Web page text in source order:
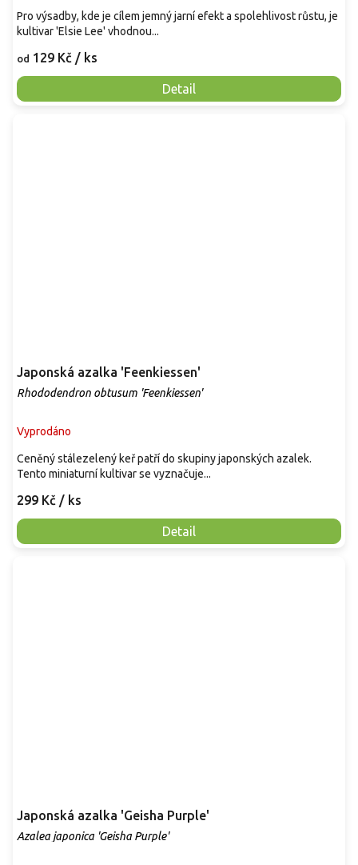
od 129 Kč / ks
Detail
Pro výsadby, kde je cílem jemný jarní efekt a spolehlivost růstu, je
kultivar 'Elsie Lee' vhodnou...
Japonská azalka 'Feenkiessen'
Rhododendron obtusum 'Feenkiessen'
Vyprodáno
299 Kč / ks
Detail
Ceněný stálezelený keř patří do skupiny japonských azalek.
Tento miniaturní kultivar se vyznačuje...
Japonská azalka 'Geisha Purple'
Azalea japonica 'Geisha Purple'